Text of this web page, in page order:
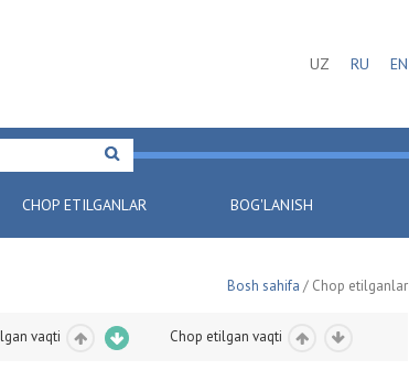
UZ RU EN
CHOP ETILGANLAR BOG'LANISH
Bosh sahifa / Chop etilganlar
vaqti Chop etilgan vaqti